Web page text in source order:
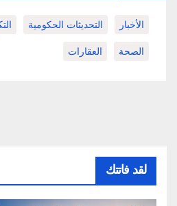
الأخبار التحديثات الحكومية
الصحة العقارات
لقد فاتتك